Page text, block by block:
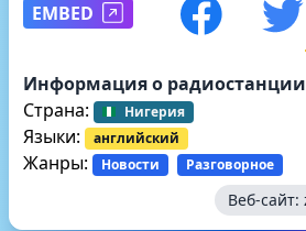
EMBED
Информация о радиостанции
Страна:
Нигерия
Языки: английский
Жанры: Новости Разговорное
Веб-сайт: